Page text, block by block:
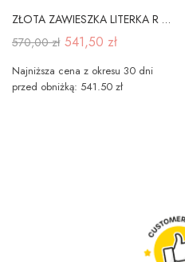
ZŁOTA ZAWIESZKA LITERKA R z CYRKONIĄ
570,00 zł 541,50 zł
Najniższa cena z okresu 30 dni
przed obniżką: 541.50 zł